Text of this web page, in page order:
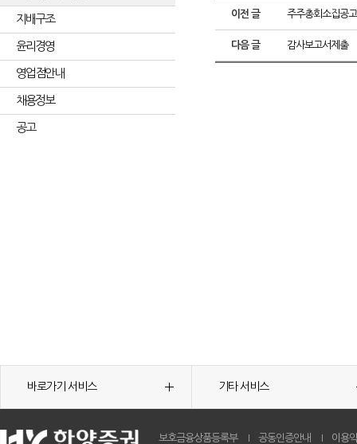
지배구조
윤리경영
영업점안내
채용정보
공고
이전 글 주주총회소집공고
다음 글 감사보고서제출
바로가기 서비스 기타 서비스
보호금융상품등록부 공동인증안내 이용